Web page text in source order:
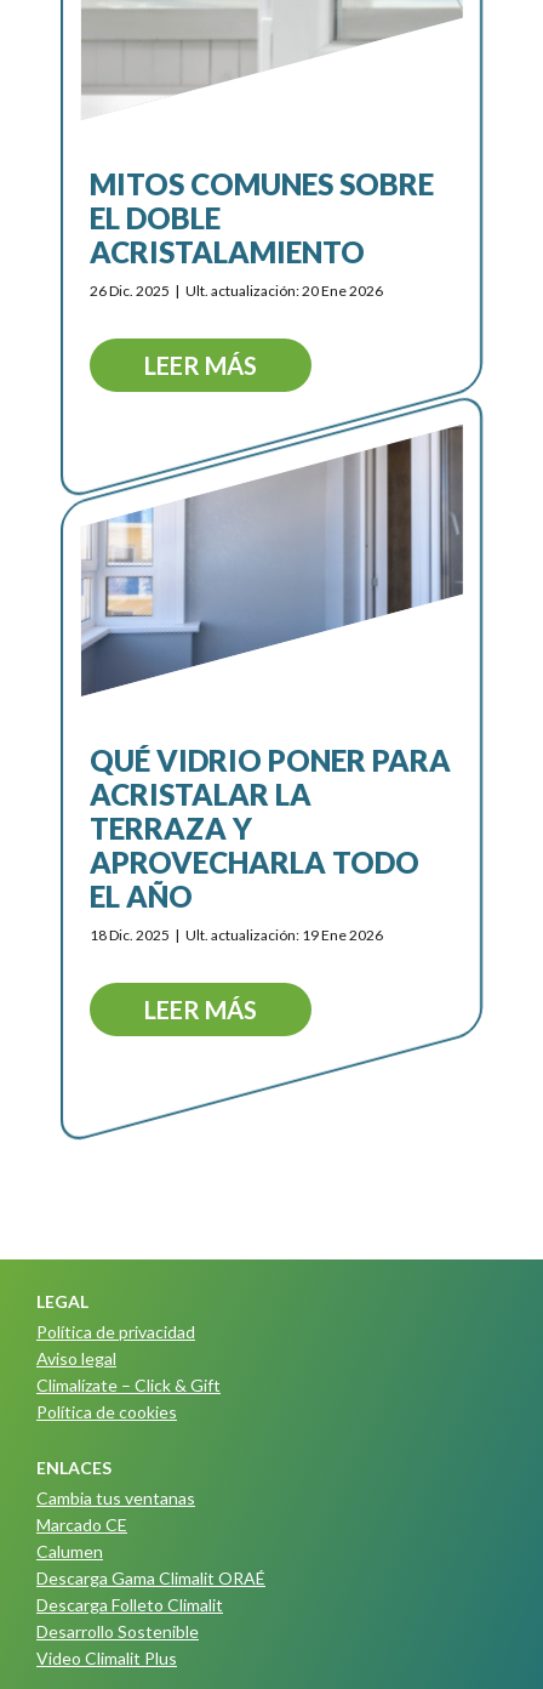
MITOS COMUNES SOBRE
EL DOBLE
ACRISTALAMIENTO
26 Dic. 2025 Ult. actualización: 20 Ene 2026
LEER MÁS
QUÉ VIDRIO PONER PARA
ACRISTALAR LA
TERRAZA Y
APROVECHARLA TODO
EL AÑO
18 Dic. 2025 Ult. actualización: 19 Ene 2026
LEER MÁS
LEGAL
Política de privacidad
Aviso legal
Climalízate – Click & Gift
Política de cookies
ENLACES
Cambia tus ventanas
Marcado CE
Calumen
Descarga Gama Climalit ORAÉ
Descarga Folleto Climalit
Desarrollo Sostenible
Video Climalit Plus